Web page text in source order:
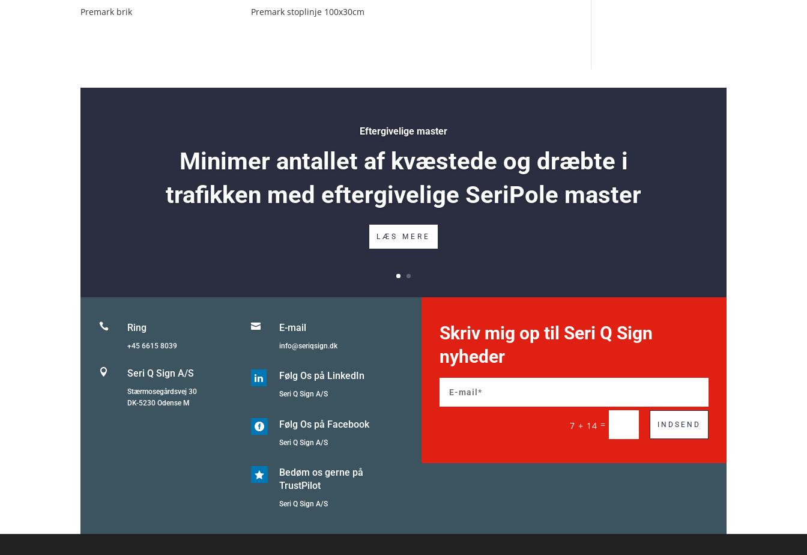
Premark brik Premark stoplinje 100x30cm
Eftergivelige master
Minimer antallet af kvæstede og dræbte i
trafikken med eftergivelige SeriPole master
LÆS MERE
 Ring
+45 6615 8039
 Seri Q Sign A/S
Stærmosegårdsvej 30
DK-5230 Odense M
 E-mail
info@seriqsign.dk
 Følg Os på LinkedIn
Seri Q Sign A/S
 Følg Os på Facebook
Seri Q Sign A/S

Bedøm os gerne på
TrustPilot
Seri Q Sign A/S
Skriv mig op til Seri Q Sign
nyheder
7 + 14 = INDSEND